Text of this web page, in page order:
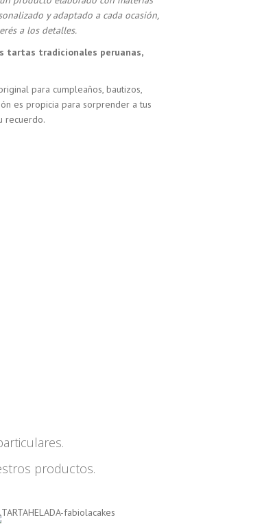
y adaptado a cada ocasión,
a los detalles.
tartas tradicionales peruanas,
para cumpleaños, bautizos,
es propicia para sorprender a tus
recuerdo.
productos.